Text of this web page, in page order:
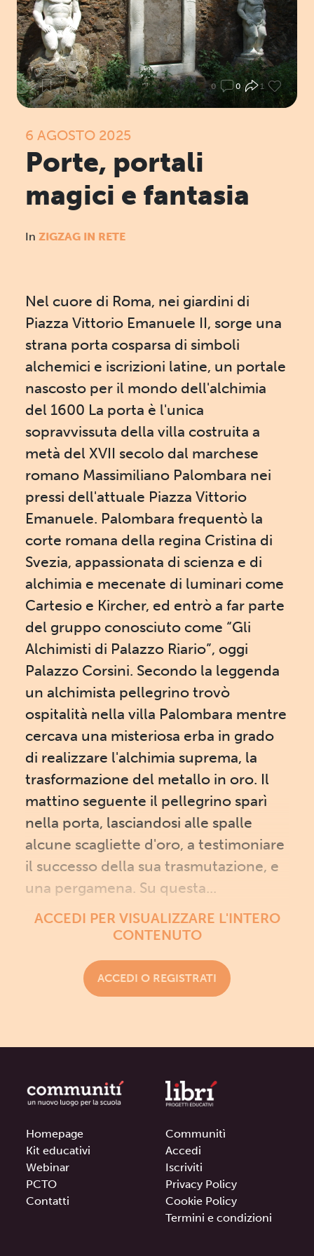
0 0 0 1
6 AGOSTO 2025
Porte, portali
magici e fantasia
In ZIGZAG IN RETE
Nel cuore di Roma, nei giardini di
Piazza Vittorio Emanuele II, sorge una
strana porta cosparsa di simboli
alchemici e iscrizioni latine, un portale
nascosto per il mondo dell'alchimia
del 1600 La porta è l'unica
sopravvissuta della villa costruita a
metà del XVII secolo dal marchese
romano Massimiliano Palombara nei
pressi dell'attuale Piazza Vittorio
Emanuele. Palombara frequentò la
corte romana della regina Cristina di
Svezia, appassionata di scienza e di
alchimia e mecenate di luminari come
Cartesio e Kircher, ed entrò a far parte
del gruppo conosciuto come “Gli
Alchimisti di Palazzo Riario”, oggi
Palazzo Corsini. Secondo la leggenda
un alchimista pellegrino trovò
ospitalità nella villa Palombara mentre
cercava una misteriosa erba in grado
di realizzare l'alchimia suprema, la
trasformazione del metallo in oro. Il
mattino seguente il pellegrino sparì
nella porta, lasciandosi alle spalle
alcune scagliette d'oro, a testimoniare
il successo della sua trasmutazione, e
una pergamena. Su questa...
ACCEDI PER VISUALIZZARE L'INTERO
CONTENUTO
ACCEDI O REGISTRATI
Homepage
Kit educativi
Webinar
PCTO
Contatti
Communitì
Accedi
Iscriviti
Privacy Policy
Cookie Policy
Termini e condizioni